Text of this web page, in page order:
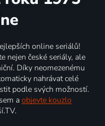
online seriálů!
nejen české seriály, ale
Díky neomezenému
nahrávat celé
podle svých možností.
a objevte kouzlo